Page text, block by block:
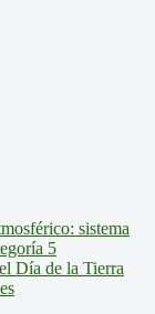
sistema
5
Día de la Tierra